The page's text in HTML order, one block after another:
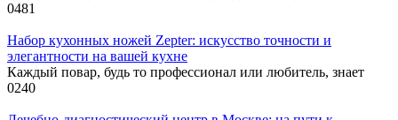
0481
Набор кухонных ножей Zepter: искусство точности и
элегантности на вашей кухне
Каждый повар, будь то профессионал или любитель, знает
0240